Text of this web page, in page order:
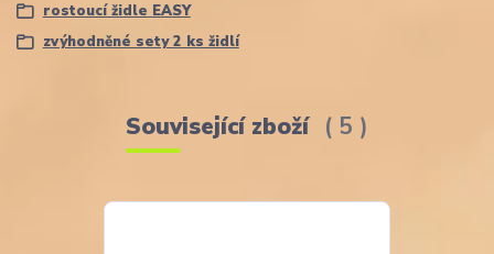
rostoucí židle EASY
zvýhodněné sety 2 ks židlí
Související zboží 5